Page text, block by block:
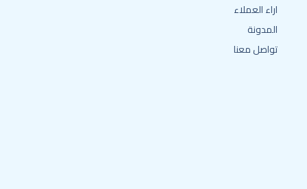
اراء العملاء
المدونة
تواصل معنا